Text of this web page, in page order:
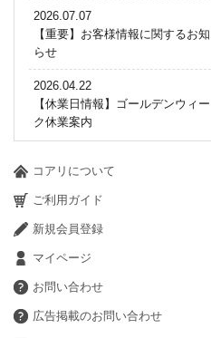
2026.07.07
【重要】お客様情報に関するお知
らせ
2026.04.22
【休業日情報】ゴールデンウィー
ク休業案内
コアリについて
ご利用ガイド
新規会員登録
マイページ
お問い合わせ
広告掲載のお問い合わせ